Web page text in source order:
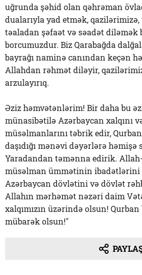
uğrunda şəhid olan qəhrəman
dualarıyla yad etmək, qazilərimizə,
təaladan şəfaət və səadət diləmək
borcumuzdur. Biz Qarabağda
bayrağı naminə canından keçən
Allahdan rəhmət diləyir,
arzulayırıq.
Əziz həmvətənlərim! Bir daha bu
münasibətilə Azərbaycan xalqını
müsəlmanlarını təbrik edir,
daşıdığı mənəvi dəyərlərə həmişə
Yaradandan təmənna edirik.
müsəlman ümmətinin ibadətlərini
Azərbaycan dövlətini və dövlət
Allahın mərhəmət nəzəri daim
xalqımızın üzərində olsun! Qurban
mübarək olsun!"